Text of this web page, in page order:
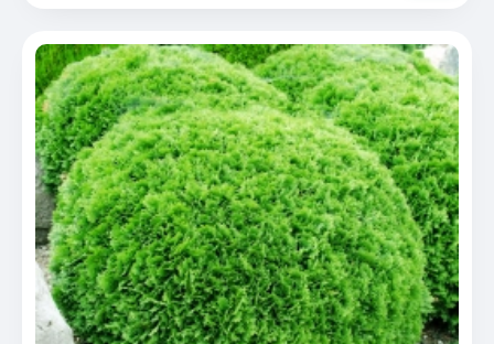
Lawenda
Liliowiec
Hakonechoa (trawa bambusowa)
Miskant
Turzyca (carex)
Różanecznik
Pnącza
Glicynia (wisteria)